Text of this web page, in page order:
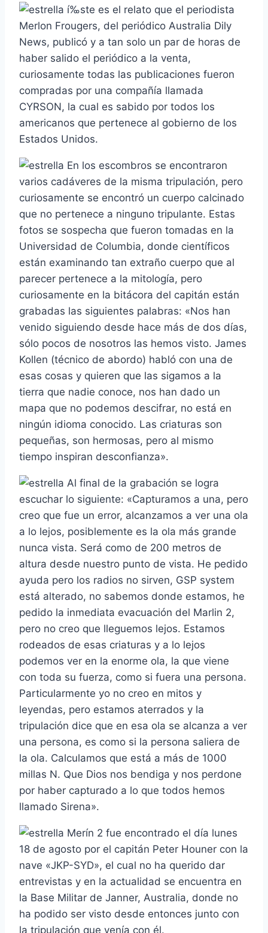
í‰ste es el relato que el periodista
Merlon Frougers, del periódico Australia Dily
News, publicó y a tan solo un par de horas de
haber salido el periódico a la venta,
curiosamente todas las publicaciones fueron
compradas por una compañí­a llamada
CYRSON, la cual es sabido por todos los
americanos que pertenece al gobierno de los
Estados Unidos.
En los escombros se encontraron
varios cadáveres de la misma tripulación, pero
curiosamente se encontró un cuerpo calcinado
que no pertenece a ninguno tripulante. Estas
fotos se sospecha que fueron tomadas en la
Universidad de Columbia, donde cientí­ficos
están examinando tan extraño cuerpo que al
parecer pertenece a la mitologí­a, pero
curiosamente en la bitácora del capitán están
grabadas las siguientes palabras: «Nos han
venido siguiendo desde hace más de dos dí­as,
sólo pocos de nosotros las hemos visto. James
Kollen (técnico de abordo) habló con una de
esas cosas y quieren que las sigamos a la
tierra que nadie conoce, nos han dado un
mapa que no podemos descifrar, no está en
ningún idioma conocido. Las criaturas son
pequeñas, son hermosas, pero al mismo
tiempo inspiran desconfianza».
Al final de la grabación se logra
escuchar lo siguiente: «Capturamos a una, pero
creo que fue un error, alcanzamos a ver una ola
a lo lejos, posiblemente es la ola más grande
nunca vista. Será como de 200 metros de
altura desde nuestro punto de vista. He pedido
ayuda pero los radios no sirven, GSP system
está alterado, no sabemos donde estamos, he
pedido la inmediata evacuación del Marlin 2,
pero no creo que lleguemos lejos. Estamos
rodeados de esas criaturas y a lo lejos
podemos ver en la enorme ola, la que viene
con toda su fuerza, como si fuera una persona.
Particularmente yo no creo en mitos y
leyendas, pero estamos aterrados y la
tripulación dice que en esa ola se alcanza a ver
una persona, es como si la persona saliera de
la ola. Calculamos que está a más de 1000
millas N. Que Dios nos bendiga y nos perdone
por haber capturado a lo que todos hemos
llamado Sirena».
Merí­n 2 fue encontrado el dí­a lunes
18 de agosto por el capitán Peter Houner con la
nave «JKP-SYD», el cual no ha querido dar
entrevistas y en la actualidad se encuentra en
la Base Militar de Janner, Australia, donde no
ha podido ser visto desde entonces junto con
la tripulación que vení­a con él.